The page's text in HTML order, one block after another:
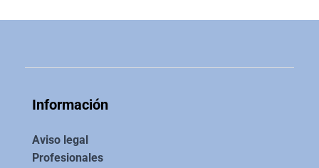
Información
Aviso legal
Profesionales